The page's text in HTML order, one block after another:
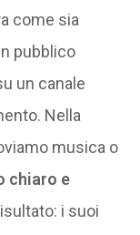
come sia
pubblico
un canale
Nella
musica o
chiaro e
i suoi